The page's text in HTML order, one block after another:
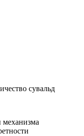
сувальд
механизма